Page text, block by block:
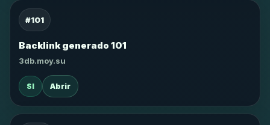
#101
Backlink generado 101
3db.moy.su
SI Abrir